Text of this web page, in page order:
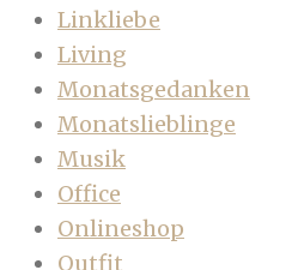
Linkliebe
Living
Monatsgedanken
Monatslieblinge
Musik
Office
Onlineshop
Outfit